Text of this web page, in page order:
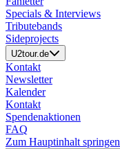
Specials & Interviews
Tributebands
Sideprojects
U2tour.de
Kontakt
Newsletter
Kalender
Kontakt
Spendenaktionen
FAQ
Zum Hauptinhalt springen